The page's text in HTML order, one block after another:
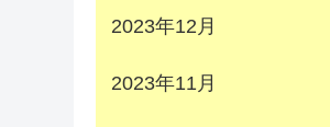
2023年12月
2023年11月